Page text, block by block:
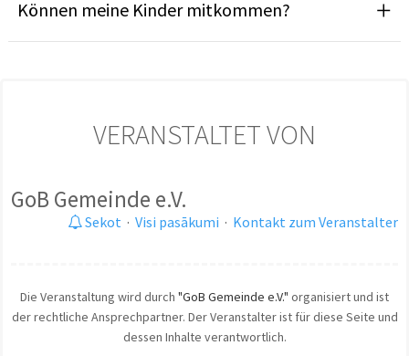
Können meine Kinder mitkommen?
VERANSTALTET VON
GoB Gemeinde e.V.
Sekot · Visi pasākumi · Kontakt zum Veranstalter
Die Veranstaltung wird durch "GoB Gemeinde e.V." organisiert und ist
der rechtliche Ansprechpartner. Der Veranstalter ist für diese Seite und
dessen Inhalte verantwortlich.